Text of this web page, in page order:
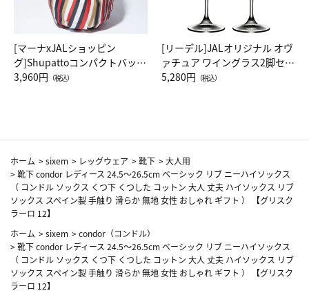
[マーナxJALショッピン
グ]Shupattoコンパクトバッグ
Drop JAL客室乗務員（LC）ス
3,960円 （税込）
[リーデル]JALオリジナル オヴ
ァチュア ワイングラス2脚セッ
ト（レッドワイン）
5,280円 （税込）
ホーム >sixem > レッグウェア >靴下 >大人用
>靴下 condor レディース 24.5～26.5cm ベーシック リブ ニーハイソックス
（ コンドル ソックス くつ下 くつした コットン 大人 丈夫 ハイソックス リブ
ソックス スペイン製 手触り 滑らか 無地 女性 おしゃれ ギフト ） 【グリスク
ラーロ 12】
ホーム >sixem >condor（コンドル）
>靴下 condor レディース 24.5～26.5cm ベーシック リブ ニーハイソックス
（ コンドル ソックス くつ下 くつした コットン 大人 丈夫 ハイソックス リブ
ソックス スペイン製 手触り 滑らか 無地 女性 おしゃれ ギフト ） 【グリスク
ラーロ 12】